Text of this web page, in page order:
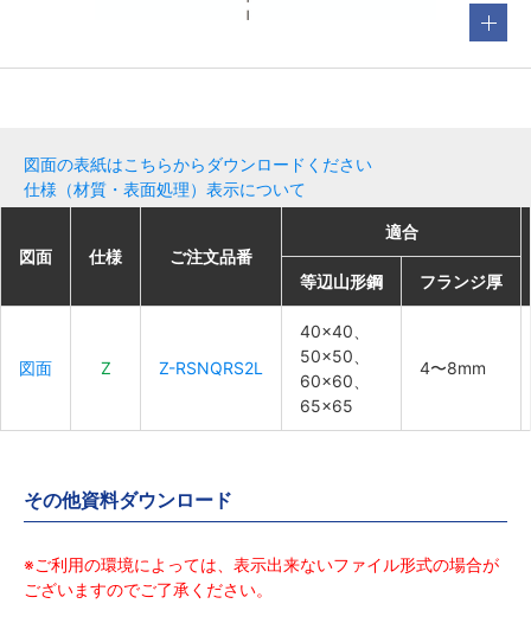
図面の表紙はこちらからダウンロードください
仕様（材質・表面処理）表示について
図面 仕様 ご注文品番
適合
等辺山形鋼 フランジ厚
図面 Z Z-RSNQRS2L
40×40、
50×50、
60×60、
65×65
4〜8mm
図面 仕様 ご注文品番
適合
等辺山形鋼 フランジ厚
図面 Z Z-RSNQRS2L
40×40、
50×50、
60×60、
65×65
4〜8mm
図面 仕様 ご注文品番
適合
等辺山形鋼 フランジ厚
図面 Z Z-RSNQRS2L
40×40、
50×50、
60×60、
65×65
4〜8mm
図面 仕様 ご注文品番
適合
等辺山形鋼 フランジ厚
図面 Z Z-RSNQRS2L
40×40、
50×50、
60×60、
65×65
4〜8mm
その他資料ダウンロード
※ご利用の環境によっては、表示出来ないファイル形式の場合が
ございますのでご了承ください。